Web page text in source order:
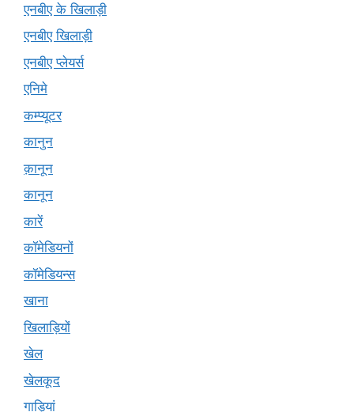
एनबीए के खिलाड़ी
एनबीए खिलाड़ी
एनबीए प्लेयर्स
एनिमे
कम्प्यूटर
कानुन
क़ानून
कानून
कारें
कॉमेडियनों
कॉमेडियन्स
खाना
खिलाड़ियों
खेल
खेलकूद
गाड़ियां